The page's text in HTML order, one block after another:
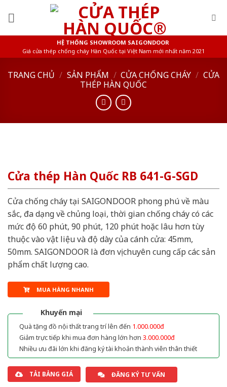
HỆ THỐNG SHOWROOM SAIGONDOOR
Giá cửa thép chống cháy Hàn Quốc tại Việt Nam mới nhất năm 2021
TRANG CHỦ / SẢN PHẨM / CỬA CHỐNG CHÁY / CỬA
THÉP HÀN QUỐC
Cửa thép Hàn Quốc RB 641-G-SGD
Cửa chống cháy tại SAIGONDOOR phong phú về màu
sắc, đa dạng về chủng loại, thời gian chống cháy có các
mức độ 60 phút, 90 phút, 120 phút hoặc lâu hơn tùy
thuộc vào vật liệu và độ dày của cánh cửa: 45mm,
50mm. SAIGONDOOR là đơn vị chuyên cung cấp các sản
phẩm chất lượng cao.
MUA HÀNG NHANH
Khuyến mại
Quà tặng đồ nội thất trang trí lên đến 1.000.000đ
Giảm trực tiếp khi mua đơn hàng lớn hơn 3.000.000đ
Nhiều ưu đãi lớn khi đăng ký tài khoản thành viên thân thiết
TẢI BẢNG GIÁ ĐĂNG KÝ TƯ VẤN